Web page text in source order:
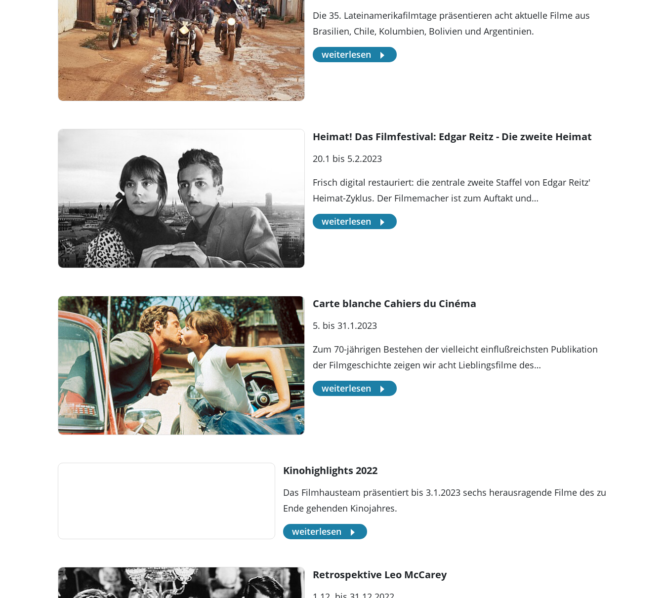
Die 35. Lateinamerikafilmtage präsentieren acht aktuelle Filme aus
Brasilien, Chile, Kolumbien, Bolivien und Argentinien.
weiterlesen
Heimat! Das Filmfestival: Edgar Reitz - Die zweite Heimat
20.1 bis 5.2.2023
Frisch digital restauriert: die zentrale zweite Staffel von Edgar Reitz'
Heimat-Zyklus. Der Filmemacher ist zum Auftakt und…
weiterlesen
Carte blanche Cahiers du Cinéma
5. bis 31.1.2023
Zum 70-jährigen Bestehen der vielleicht einflußreichsten Publikation
der Filmgeschichte zeigen wir acht Lieblingsfilme des…
weiterlesen
Kinohighlights 2022
Das Filmhausteam präsentiert bis 3.1.2023 sechs herausragende Filme des zu
Ende gehenden Kinojahres.
weiterlesen
Retrospektive Leo McCarey